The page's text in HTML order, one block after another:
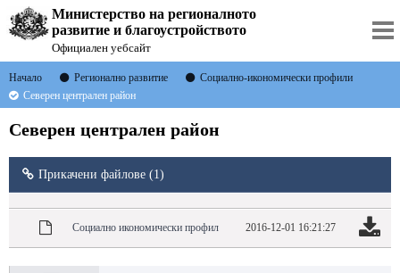
Министерство на регионалното
развитие и благоустройството
Официален уебсайт
Начало Регионално развитие
Социално-икономически профили
Северен централен район
Северен централен район
Прикачени файлове (1)
Социално икономически профил 2016-12-01 16:21:27